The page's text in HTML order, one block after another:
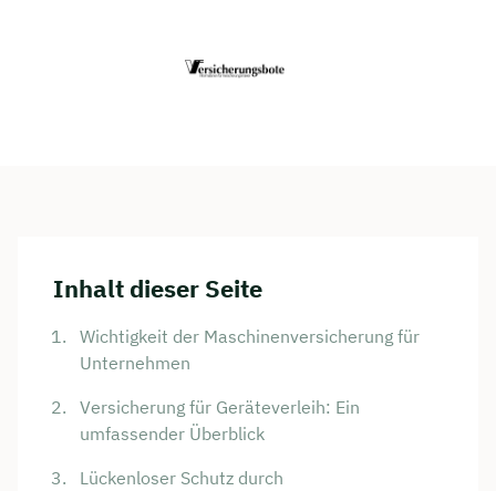
Inhalt dieser Seite
Wichtigkeit der Maschinenversicherung für
Unternehmen
Versicherung für Geräteverleih: Ein
umfassender Überblick
Lückenloser Schutz durch